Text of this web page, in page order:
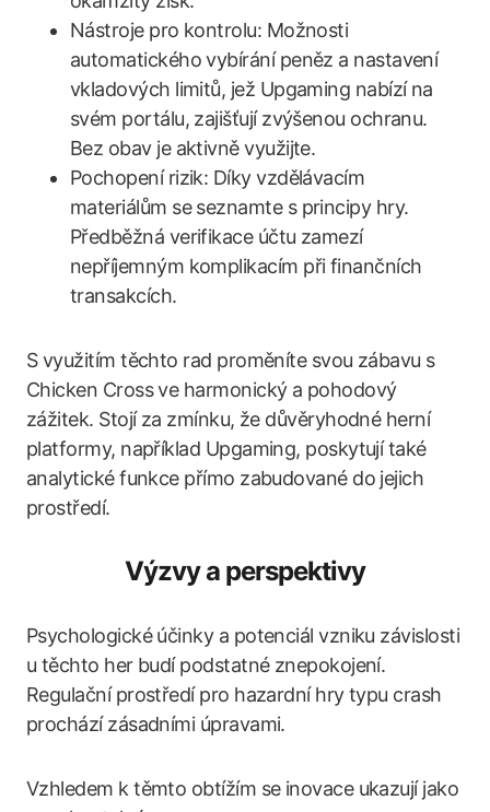
Nástroje pro kontrolu: Možnosti
automatického vybírání peněz a nastavení
vkladových limitů, jež Upgaming nabízí na
svém portálu, zajišťují zvýšenou ochranu.
Bez obav je aktivně využijte.
Pochopení rizik: Díky vzdělávacím
materiálům se seznamte s principy hry.
Předběžná verifikace účtu zamezí
nepříjemným komplikacím při finančních
transakcích.
S využitím těchto rad proměníte svou zábavu s
Chicken Cross ve harmonický a pohodový
zážitek. Stojí za zmínku, že důvěryhodné herní
platformy, například Upgaming, poskytují také
analytické funkce přímo zabudované do jejich
prostředí.
Výzvy a perspektivy
Psychologické účinky a potenciál vzniku závislosti
u těchto her budí podstatné znepokojení.
Regulační prostředí pro hazardní hry typu crash
prochází zásadními úpravami.
Vzhledem k těmto obtížím se inovace ukazují jako